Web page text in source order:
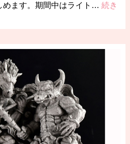
めます。期間中はライト… 続き